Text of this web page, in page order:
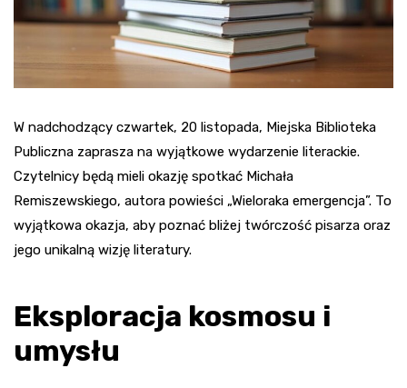
W nadchodzący czwartek, 20 listopada, Miejska Biblioteka
Publiczna zaprasza na wyjątkowe wydarzenie literackie.
Czytelnicy będą mieli okazję spotkać Michała
Remiszewskiego, autora powieści „Wieloraka emergencja”. To
wyjątkowa okazja, aby poznać bliżej twórczość pisarza oraz
jego unikalną wizję literatury.
Eksploracja kosmosu i
umysłu